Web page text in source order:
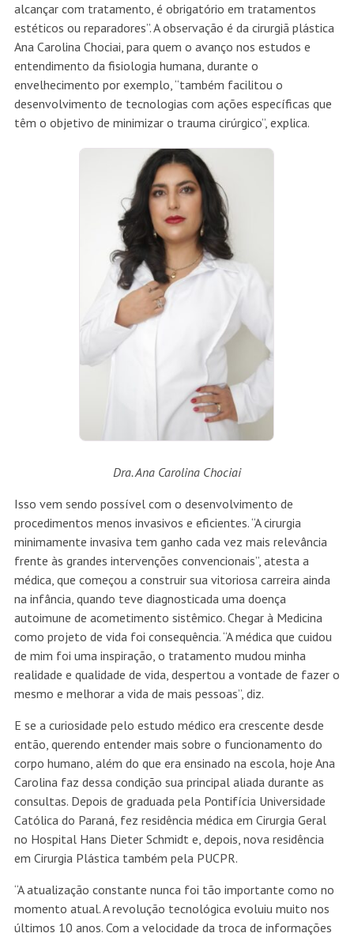
alcançar com tratamento, é obrigatório em tratamentos
estéticos ou reparadores”. A observação é da cirurgiã plástica
Ana Carolina Chociai, para quem o avanço nos estudos e
entendimento da fisiologia humana, durante o
envelhecimento por exemplo, “também facilitou o
desenvolvimento de tecnologias com ações específicas que
têm o objetivo de minimizar o trauma cirúrgico”, explica.
Dra. Ana Carolina Chociai
Isso vem sendo possível com o desenvolvimento de
procedimentos menos invasivos e eficientes. “A cirurgia
minimamente invasiva tem ganho cada vez mais relevância
frente às grandes intervenções convencionais”, atesta a
médica, que começou a construir sua vitoriosa carreira ainda
na infância, quando teve diagnosticada uma doença
autoimune de acometimento sistêmico. Chegar à Medicina
como projeto de vida foi consequência. “A médica que cuidou
de mim foi uma inspiração, o tratamento mudou minha
realidade e qualidade de vida, despertou a vontade de fazer o
mesmo e melhorar a vida de mais pessoas”, diz.
E se a curiosidade pelo estudo médico era crescente desde
então, querendo entender mais sobre o funcionamento do
corpo humano, além do que era ensinado na escola, hoje Ana
Carolina faz dessa condição sua principal aliada durante as
consultas. Depois de graduada pela Pontifícia Universidade
Católica do Paraná, fez residência médica em Cirurgia Geral
no Hospital Hans Dieter Schmidt e, depois, nova residência
em Cirurgia Plástica também pela PUCPR.
“A atualização constante nunca foi tão importante como no
momento atual. A revolução tecnológica evoluiu muito nos
últimos 10 anos. Com a velocidade da troca de informações